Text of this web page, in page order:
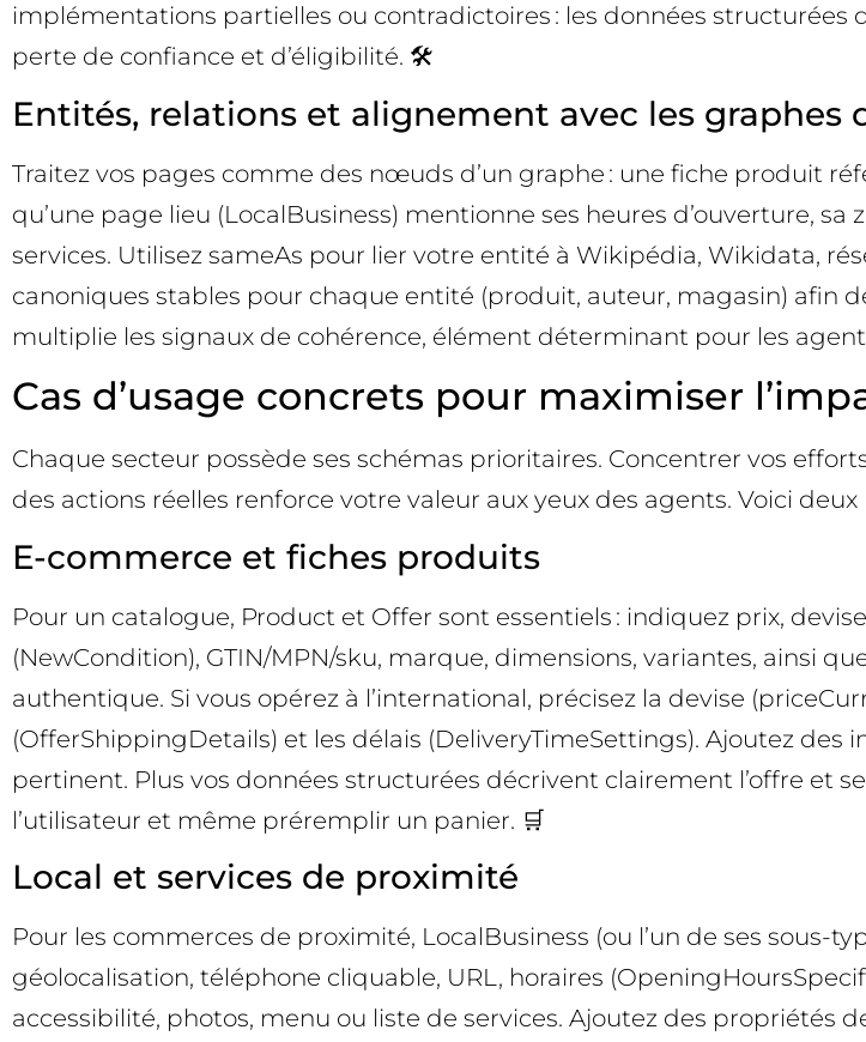
implémentations partielles ou contradictoires : les données
perte de confiance et d’éligibilité. 🛠️
Entités, relations et alignement avec les graphes
Traitez vos pages comme des nœuds d’un graphe : une fiche produit
qu’une page lieu (LocalBusiness) mentionne ses heures d’ouverture, sa
services. Utilisez sameAs pour lier votre entité à Wikipédia, Wikidata,
canoniques stables pour chaque entité (produit, auteur, magasin) afin
multiplie les signaux de cohérence, élément déterminant pour les
Cas d’usage concrets pour maximiser
Chaque secteur possède ses schémas prioritaires. Concentrer vos
des actions réelles renforce votre valeur aux yeux des agents. Voici
E-commerce et fiches produits
Pour un catalogue, Product et Offer sont essentiels : indiquez prix,
(NewCondition), GTIN/MPN/sku, marque, dimensions, variantes, ainsi
authentique. Si vous opérez à l’international, précisez la devise
(OfferShippingDetails) et les délais (DeliveryTimeSettings). Ajoutez des
pertinent. Plus vos données structurées décrivent clairement l’offre et
l’utilisateur et même préremplir un panier. 🛒
Local et services de proximité
Pour les commerces de proximité, LocalBusiness (ou l’un de ses sous-
géolocalisation, téléphone cliquable, URL, horaires
accessibilité, photos, menu ou liste de services. Ajoutez des propriétés